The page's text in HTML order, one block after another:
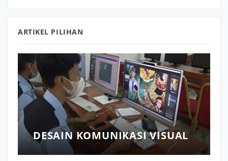
ARTIKEL PILIHAN
DESAIN KOMUNIKASI VISUAL